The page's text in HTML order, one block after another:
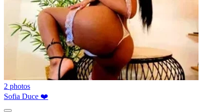
2 photos
Sofia Duce ❤️